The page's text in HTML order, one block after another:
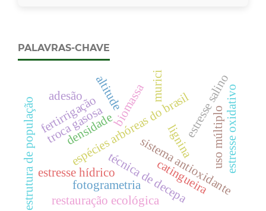
PALAVRAS-CHAVE
biomassa
densidade
sistema antioxidante
troca gasosa
espécies arbóreas do brasil
técnica de decepa
lignina
estresse salino
catingueira
estresse hídrico
estrutura de população
altitude
fotogrametria
estresse oxidativo
fertirrigação
restauração ecológica
murici
adesão
uso múltiplo